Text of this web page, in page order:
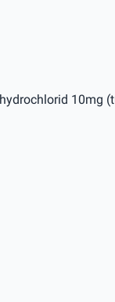
hydrochlorid 10mg